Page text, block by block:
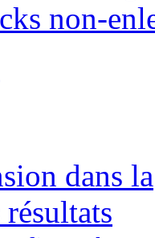
non-